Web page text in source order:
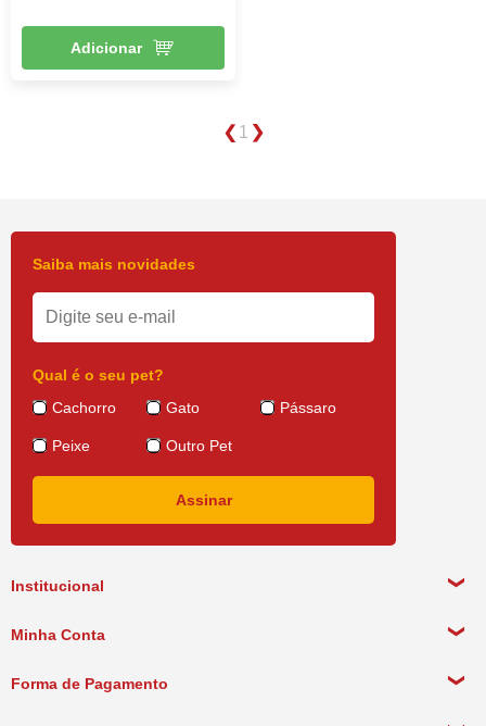
Adicionar
1
Institucional
Política de Pagamento
Minha Conta
Forma de Pagamento
Saiba mais novidades
Qual é o seu pet?
Cachorro
Gato Pássaro
Peixe Outro Pet